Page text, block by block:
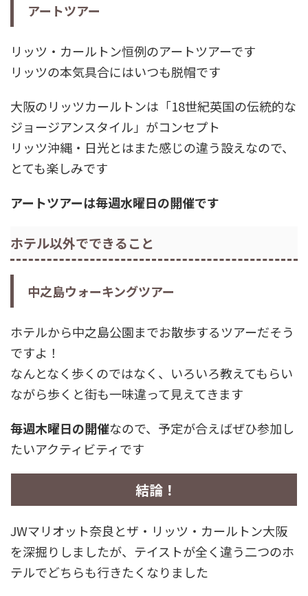
アートツアー
リッツ・カールトン恒例のアートツアーです
リッツの本気具合にはいつも脱帽です
大阪のリッツカールトンは「18世紀英国の伝統的な
ジョージアンスタイル」がコンセプト
リッツ沖縄・日光とはまた感じの違う設えなので、
とても楽しみです
アートツアーは毎週水曜日の開催です
ホテル以外でできること
中之島ウォーキングツアー
ホテルから中之島公園までお散歩するツアーだそう
ですよ！
なんとなく歩くのではなく、いろいろ教えてもらい
ながら歩くと街も一味違って見えてきます
毎週木曜日の開催なので、予定が合えばぜひ参加し
たいアクティビティです
結論！
JWマリオット奈良とザ・リッツ・カールトン大阪
を深掘りしましたが、テイストが全く違う二つのホ
テルでどちらも行きたくなりました